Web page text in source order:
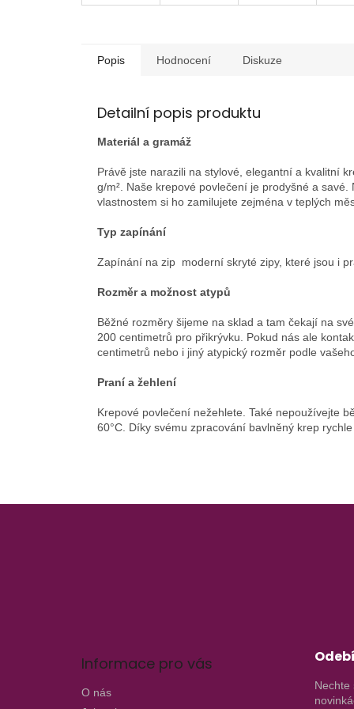
Popis Hodnocení Diskuze
Detailní popis produktu
Materiál a gramáž
Právě jste narazili na stylové, elegantní a kvalitní
g/m². Naše krepové povlečení je prodyšné a
vlastnostem si ho zamilujete zejména v teplých
Typ zapínání
Zapínání na zip moderní skryté zipy, které jsou i
Rozměr a možnost atypů
Běžné rozměry šijeme na sklad a tam čekají na
200 centimetrů pro přikrývku. Pokud nás ale
centimetrů nebo i jiný atypický rozměr podle
Praní a žehlení
Krepové povlečení nežehlete. Také nepoužívejte
60°C. Díky svému zpracování bavlněný krep
Informace pro vás
O nás
Nechte